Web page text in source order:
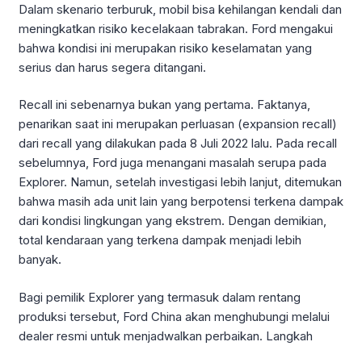
Dalam skenario terburuk, mobil bisa kehilangan kendali dan
meningkatkan risiko kecelakaan tabrakan. Ford mengakui
bahwa kondisi ini merupakan risiko keselamatan yang
serius dan harus segera ditangani.
Recall ini sebenarnya bukan yang pertama. Faktanya,
penarikan saat ini merupakan perluasan (expansion recall)
dari recall yang dilakukan pada 8 Juli 2022 lalu. Pada recall
sebelumnya, Ford juga menangani masalah serupa pada
Explorer. Namun, setelah investigasi lebih lanjut, ditemukan
bahwa masih ada unit lain yang berpotensi terkena dampak
dari kondisi lingkungan yang ekstrem. Dengan demikian,
total kendaraan yang terkena dampak menjadi lebih
banyak.
Bagi pemilik Explorer yang termasuk dalam rentang
produksi tersebut, Ford China akan menghubungi melalui
dealer resmi untuk menjadwalkan perbaikan. Langkah